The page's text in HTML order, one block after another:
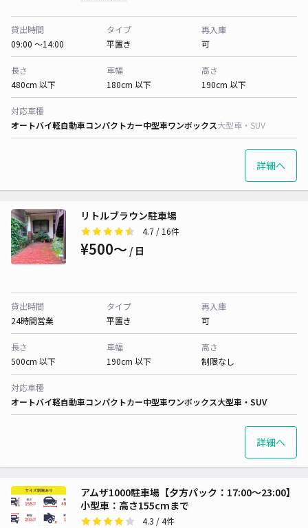
貸出時間
09:00 〜14:00
タイプ
平置き
再入庫
可
長さ
480cm 以下
車幅
180cm 以下
高さ
190cm 以下
対応車種
オートバイ軽自動車コンパクトカー中型車ワンボックス大型車・SUV
詳細へ
リトルブラウン駐車場
4.7 / 16件
¥500〜 / 日
貸出時間
24時間営業
タイプ
平置き
再入庫
可
長さ
500cm 以下
車幅
190cm 以下
高さ
制限なし
対応車種
オートバイ軽自動車コンパクトカー中型車ワンボックス大型車・SUV
詳細へ
アムザ1000駐車場【夕方パック：17:00～23:00】
小型車：高さ155cmまで
4.3 / 4件